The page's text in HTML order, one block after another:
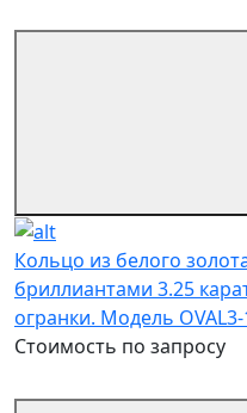
Кольцо из белого
бриллиантами 3.25
огранки. Модель
Стоимость по запросу